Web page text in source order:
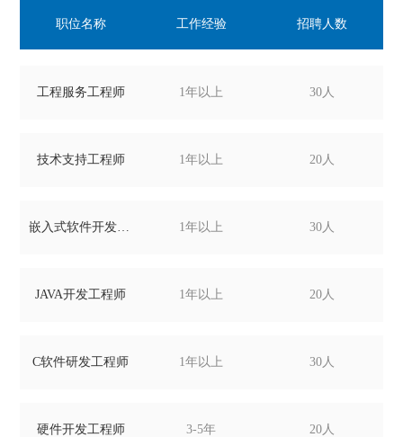
职位名称 工作经验 招聘人数
工程服务工程师 1年以上 30人
技术支持工程师 1年以上 20人
嵌入式软件开发工程师 1年以上 30人
JAVA开发工程师 1年以上 20人
C软件研发工程师 1年以上 30人
硬件开发工程师 3-5年 20人